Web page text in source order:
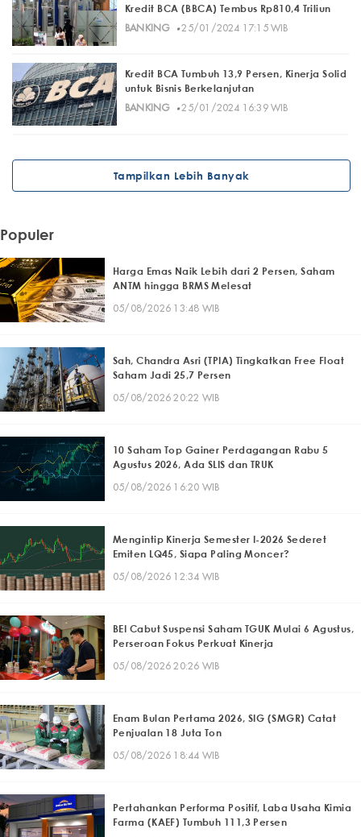
Kredit BCA (BBCA) Tembus Rp810,4 Triliun
BANKING· 25/01/2024 17:15 WIB
Kredit BCA Tumbuh 13,9 Persen, Kinerja Solid
untuk Bisnis Berkelanjutan
BANKING· 25/01/2024 16:39 WIB
Tampilkan Lebih Banyak
Populer
Harga Emas Naik Lebih dari 2 Persen, Saham
ANTM hingga BRMS Melesat
05/08/2026 13:48 WIB
Sah, Chandra Asri (TPIA) Tingkatkan Free Float
Saham Jadi 25,7 Persen
05/08/2026 20:22 WIB
10 Saham Top Gainer Perdagangan Rabu 5
Agustus 2026, Ada SLIS dan TRUK
05/08/2026 16:20 WIB
Mengintip Kinerja Semester I-2026 Sederet
Emiten LQ45, Siapa Paling Moncer?
05/08/2026 12:34 WIB
BEI Cabut Suspensi Saham TGUK Mulai 6 Agustus,
Perseroan Fokus Perkuat Kinerja
05/08/2026 20:26 WIB
Enam Bulan Pertama 2026, SIG (SMGR) Catat
Penjualan 18 Juta Ton
05/08/2026 18:44 WIB
Pertahankan Performa Positif, Laba Usaha Kimia
Farma (KAEF) Tumbuh 111,3 Persen